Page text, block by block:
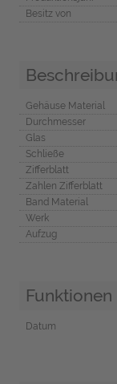
Besitz von
Gehäuse Material
Durchmesser
Glas
Schließe
Zifferblatt
Zahlen Zifferblatt
Band Material
Werk
Aufzug
Funktionen
Datum